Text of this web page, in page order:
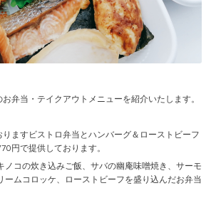
弁当・テイクアウトメニューを紹介いたします。
ますビストロ弁当とハンバーグ＆ローストビーフ
円で提供しております。
ノコの炊き込みご飯、サバの幽庵味噌焼き、サーモ
ームコロッケ、ローストビーフを盛り込んだお弁当